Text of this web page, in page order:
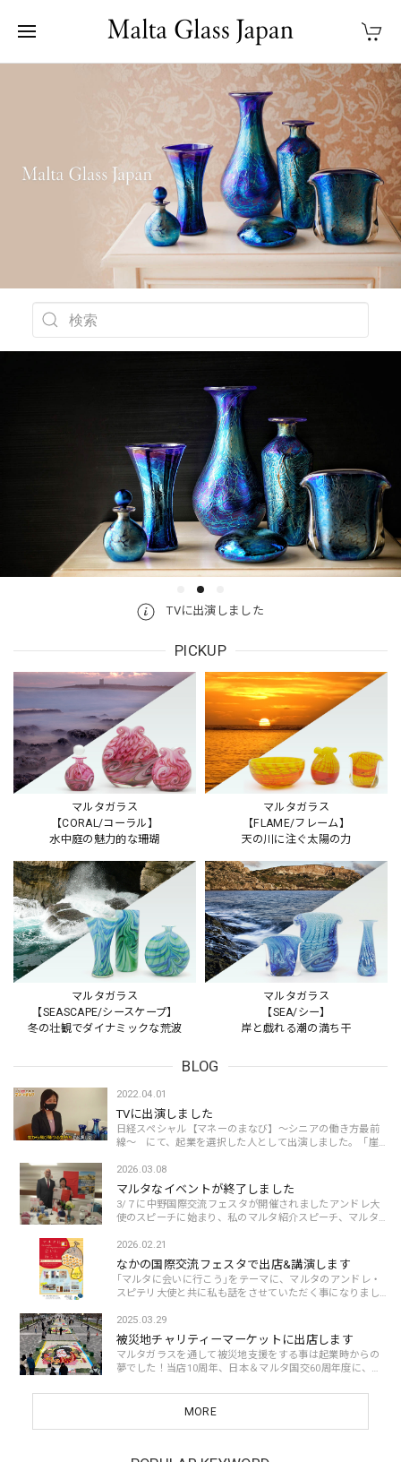
TVに出演しました
BLOG
2022.04.01
TVに出演しました
日経スペシャル【マネーのまなび】～シニアの働き方最前
線～ にて、起業を選択した人として出演しました。「崖
れたのは私の破天荒起業を象徴していて嬉し...
2026.03.08
マルタなイベントが終了しました
3/７に中野国際交流フェスタが開催されましたアンドレ大
使のスピーチに始まり、私のマルタ紹介スピーチ、マルタ
売、パスティッツィやフティーラの販売、など...
2026.02.21
なかの国際交流フェスタで出店&講演します
｢マルタに会いに行こう｣をテーマに、マルタのアンドレ・
スピテリ大使と共に私も話をさせていただく事になりまし
たマルタ国民的フードのパスティッツィも販...
2025.03.29
被災地チャリティーマーケットに出店します
マルタガラスを通して被災地支援をする事は起業時からの
夢でした！当店10周年、日本＆マルタ国交60周年度に、マ
感謝しています😊TOKYO FLOWER CARPET 2025...
MORE
PICKUP
マルタガラス
【CORAL/コーラル】
水中庭の魅力的な珊瑚
マルタガラス
【FLAME/フレーム】
天の川に注ぐ太陽の力
マルタガラス
【SEASCAPE/シースケープ】
冬の壮観でダイナミックな荒波
マルタガラス
【SEA/シー】
岸と戯れる潮の満ち干